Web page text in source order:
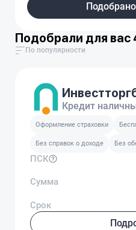
Подобрали для вас
По популярности
Кредит
Оформление страховки
Без справок о доходе Без
ПСК
Сумма
Срок